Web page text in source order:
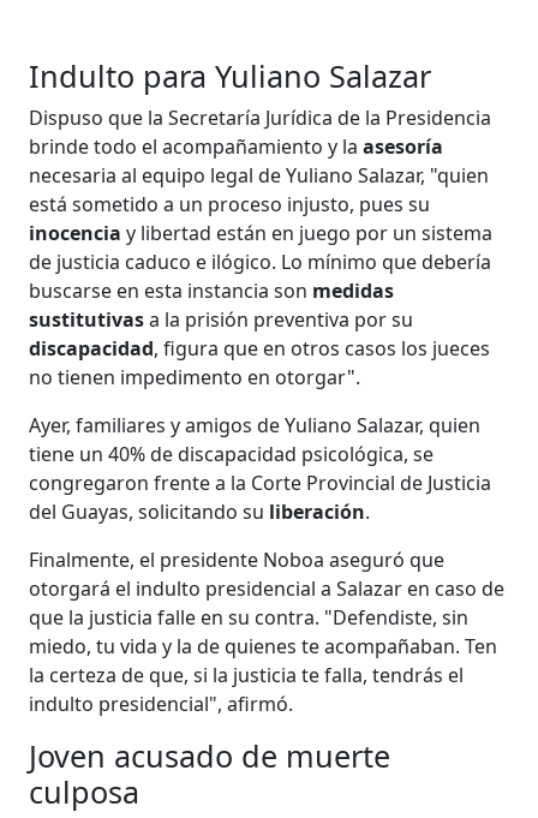
Indulto para Yuliano Salazar
Dispuso que la Secretaría Jurídica de la Presidencia
brinde todo el acompañamiento y laasesoría
necesaria al equipo legal de Yuliano Salazar, "quien
está sometido a un proceso injusto, pues su
inocencia y libertad están en juego por un sistema
de justicia caduco e ilógico. Lo mínimo que debería
buscarse en esta instancia son medidas
sustitutivasa la prisión preventiva por su
discapacidad, figura que en otros casos los jueces
no tienen impedimento en otorgar".
Ayer, familiares y amigos de Yuliano Salazar, quien
tiene un 40% de discapacidad psicológica, se
congregaron frente a la Corte Provincial de Justicia
del Guayas, solicitando su liberación.
Finalmente, el presidente Noboa aseguró que
otorgará el indulto presidencial a Salazar en caso de
que la justicia falle en su contra. "Defendiste, sin
miedo, tu vida y la de quienes te acompañaban. Ten
la certeza de que, si la justicia te falla, tendrás el
indulto presidencial", afirmó.
Joven acusado de muerte
culposa